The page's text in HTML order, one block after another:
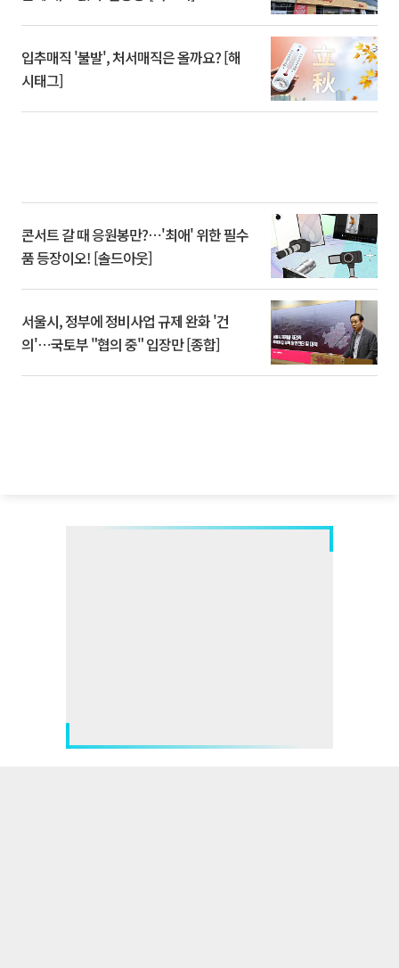
입추매직 '불발', 처서매직은 올까요? [해
시태그]
콘서트 갈 때 응원봉만?⋯'최애' 위한 필수
품 등장이오! [솔드아웃]
서울시, 정부에 정비사업 규제 완화 '건
의'⋯국토부 "협의 중" 입장만 [종합]